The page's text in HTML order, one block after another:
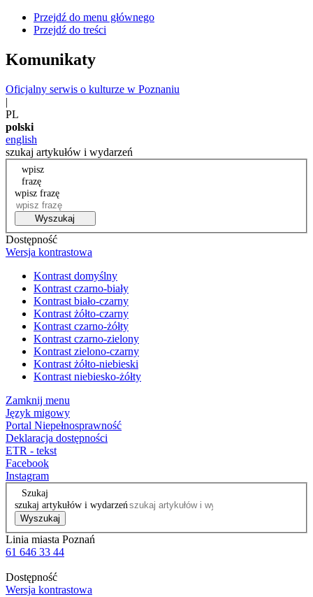
Przejdź do menu głównego
Przejdź do treści
Komunikaty
Oficjalny serwis o kulturze w Poznaniu
|
PL
polski
english
szukaj artykułów i wydarzeń
wpisz
frazę
wpisz frazę
Wyszukaj
Dostępność
Wersja kontrastowa
Kontrast domyślny
Kontrast czarno-biały
Kontrast biało-czarny
Kontrast żółto-czarny
Kontrast czarno-żółty
Kontrast czarno-zielony
Kontrast zielono-czarny
Kontrast żółto-niebieski
Kontrast niebiesko-żółty
Zamknij menu
Język migowy
Portal Niepełnosprawność
Deklaracja dostępności
ETR - tekst
Facebook
Instagram
Szukaj
szukaj artykułów i wydarzeń
Wyszukaj
Linia miasta Poznań
61 646 33 44
Dostępność
Wersja kontrastowa